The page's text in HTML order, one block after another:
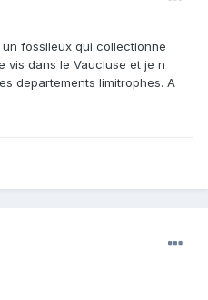
fossileux qui collectionne
vis dans le Vaucluse et je n
departements limitrophes. A